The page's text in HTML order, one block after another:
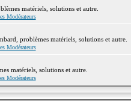
matériels, solutions et autre.
Modérateurs
problèmes matériels, solutions et autre.
Modérateurs
matériels, solutions et autre.
Modérateurs